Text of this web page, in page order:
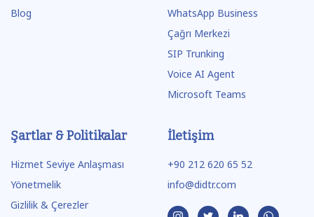
Blog
WhatsApp Business
Çağrı Merkezi
SIP Trunking
Voice AI Agent
Microsoft Teams
Şartlar & Politikalar
Hizmet Seviye Anlaşması
Yönetmelik
Gizlilik & Çerezler
İletişim
+90 212 620 65 52
info@didtr.com